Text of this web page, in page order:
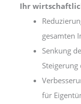
Ihr
gesamten
Senkung
für